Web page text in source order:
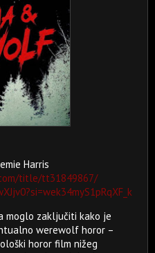
Harris
title/tt31849867/
moglo zaključiti kako je
werewolf horor –
horor film nižeg